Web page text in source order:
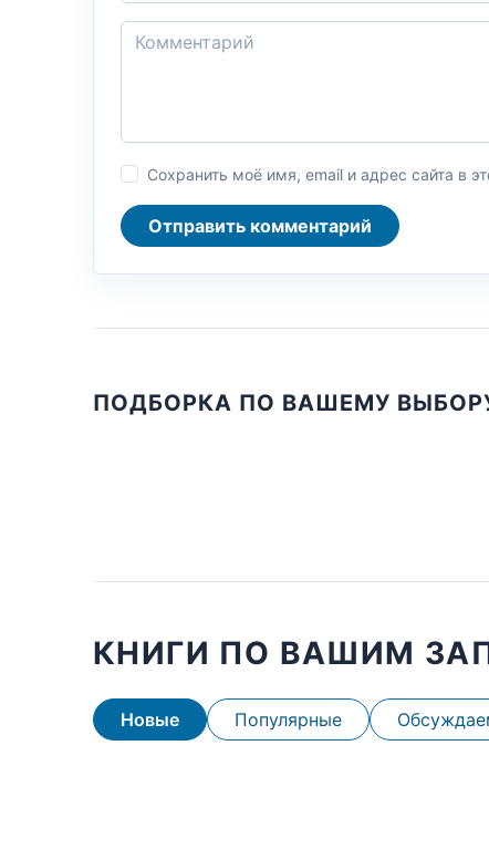
Сохранить моё имя, email и адрес сайта в
Отправить комментарий
ПОДБОРКА ПО ВАШЕМУ
КНИГИ ПО ВАШИМ
Новые Популярные